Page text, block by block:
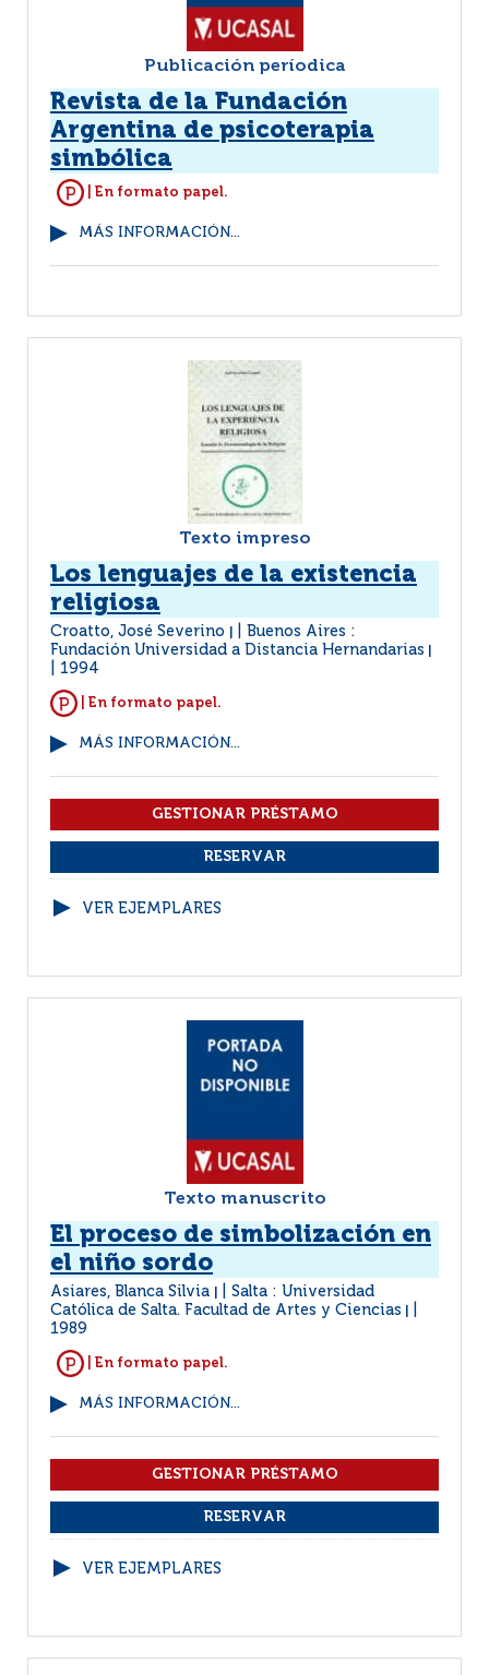
Publicación períodica
Revista de la Fundación
Argentina de psicoterapia
simbólica
| En formato papel.
MÁS INFORMACIÓN...
Texto impreso
Los lenguajes de la existencia
religiosa
Croatto, José Severino
Buenos Aires :
Fundación Universidad a Distancia Hernandarias
1994
| En formato papel.
MÁS INFORMACIÓN...
VER EJEMPLARES
Texto manuscrito
El proceso de simbolización en
el niño sordo
Asiares, Blanca Silvia
Salta : Universidad
Católica de Salta. Facultad de Artes y Ciencias
1989
| En formato papel.
MÁS INFORMACIÓN...
VER EJEMPLARES